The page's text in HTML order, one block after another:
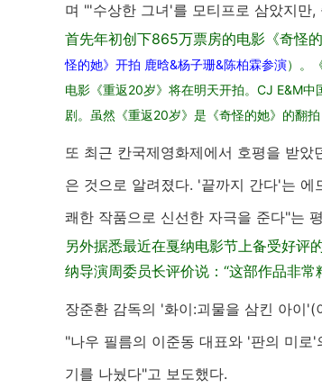
며 "'수상한 그녀'를 모티프로 삼았지만
首先年初创下865万票房的电影《奇怪
怪的她》开拍 鹿晗&杨子珊&陈柏霖参演）。
电影《重返20岁》将在明天开拍。CJ E&M
剧。 虽然《重返20岁》是《奇怪的她》的翻
또 최근 칸국제영화제에서 호평을 받
은 것으로 알려졌다. '끝까지 간다'는
쾌한 작품으로 신선한 자극을 준다"는
另外据悉最近在戛纳电影节上备受好评
纳导演周委员长评价说：“这部作品非
장준환 감독의 '화이:괴물을 삼킨 아이
"나우 필름의 이준동 대표와 '판의 미
기를 나눴다"고 보도했다.